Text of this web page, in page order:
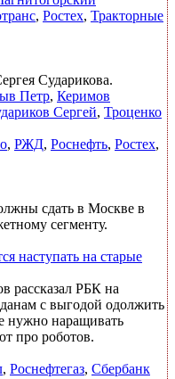
, Ростех, Тракторные
Сударикова.
Петр, Керимов
Сергей, Троценко
, РЖД, Роснефть, Ростех,
сдать в Москве в
сегменту.
наступать на старые
рассказал РБК на
с выгодой одолжить
нужно наращивать
про роботов.
, Роснефтегаз, Сбербанк